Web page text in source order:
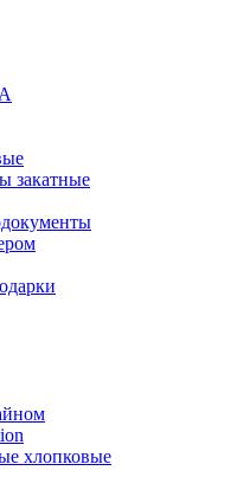
закатные
хлопковые